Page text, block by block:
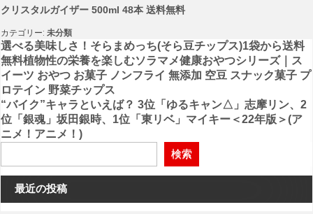
クリスタルガイザー 500ml 48本 送料無料
カテゴリー: 未分類
投
稿
ナ
ビ
ゲ
ー
シ
ョ
選べる美味しさ！そらまめっち(そら豆チップス)1袋から送料
無料植物性の栄養を楽しむソラマメ健康おやつシリーズ｜ス
イーツ おやつ お菓子 ノンフライ 無添加 空豆 スナック菓子 プ
ロテイン 野菜チップス
“バイク”キャラといえば？ 3位「ゆるキャン△」志摩リン、2
位「銀魂」坂田銀時、1位「東リベ」マイキー＜22年版＞(ア
ニメ！アニメ！)
検索
最近の投稿